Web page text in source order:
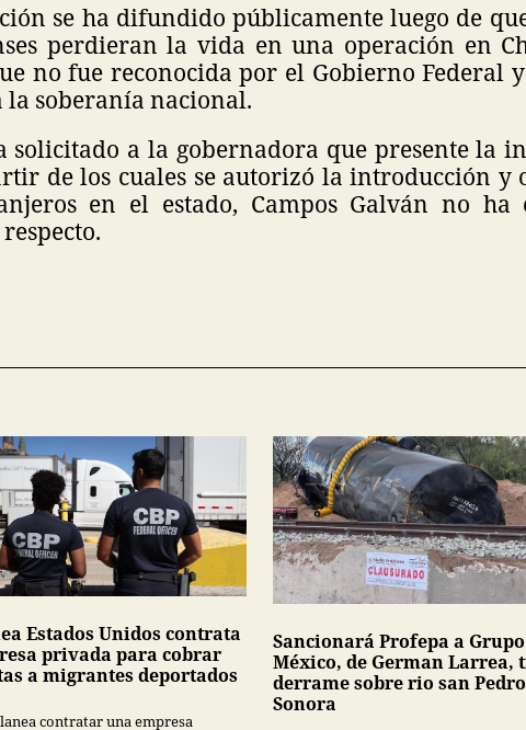
se ha difundido públicamente luego de
perdieran la vida en una operación en
no fue reconocida por el Gobierno Federal
soberanía nacional.
solicitado a la gobernadora que presente la
de los cuales se autorizó la introducción y
en el estado, Campos Galván no
Estados Unidos contrata
privada para cobrar
a migrantes deportados
contratar una empresa
Sancionará Profepa a Grupo
México, de German Larrea,
derrame sobre rio san
Sonora